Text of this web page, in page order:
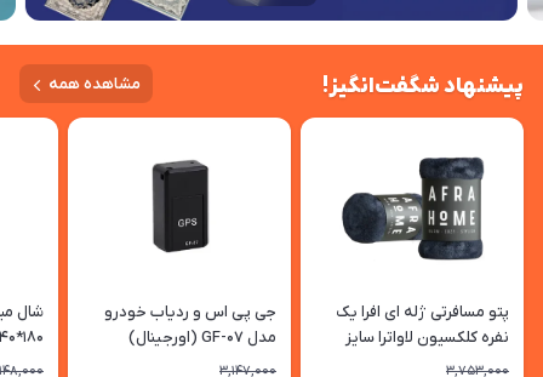
پیشنهاد شگفت‌انگیز! مشاهده همه
پتو مسافرتی ژله ای افرا یک
نفره کلکسیون لاواترا سایز
210*155 سانتی متر رنگ نوک3,753,000
جی پی اس و ردیاب خودرو
مدل GF-07 (اورجینال)
3,147,000
شال